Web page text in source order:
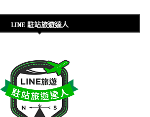
LINE 駐站旅遊達人